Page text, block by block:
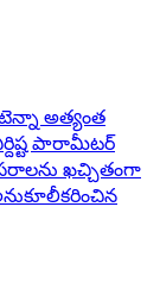
అత్యంత
పారామీటర్
ఖచ్చితంగా